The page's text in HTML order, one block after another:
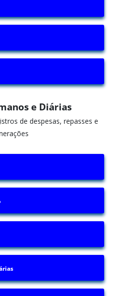
e Diárias
de despesas, repasses e